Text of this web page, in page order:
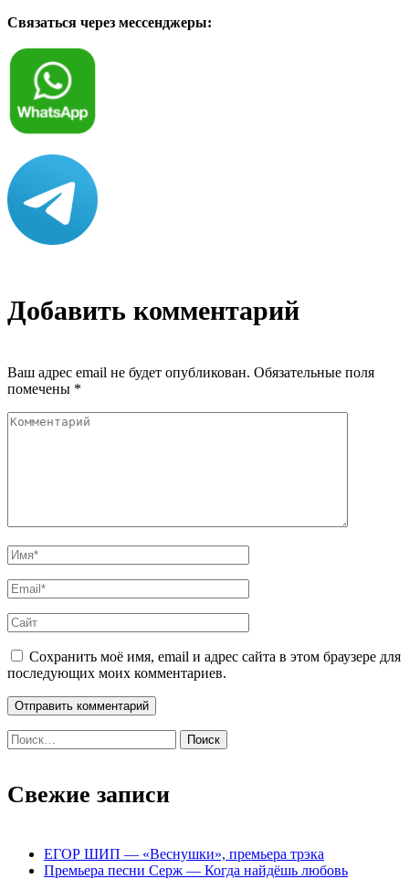
Связаться через мессенджеры:
Добавить комментарий
Ваш адрес email не будет опубликован. Обязательные поля
помечены *
Сохранить моё имя, email и адрес сайта в этом браузере для
последующих моих комментариев.
Найти:
Свежие записи
ЕГОР ШИП — «Веснушки», премьера трэка
Премьера песни Серж — Когда найдёшь любовь